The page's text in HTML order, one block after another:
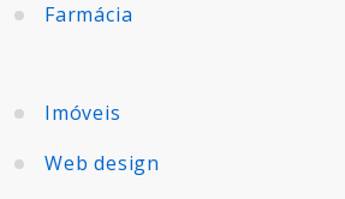
Farmácia
Imóveis
Web design